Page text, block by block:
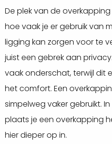
De plek van de
hoe vaak je er gebruik van
ligging kan zorgen voor te
juist een gebrek aan
vaak onderschat, terwijl dit
het comfort. Een
simpelweg vaker gebruikt.
plaats je een overkapping
hier dieper op in.